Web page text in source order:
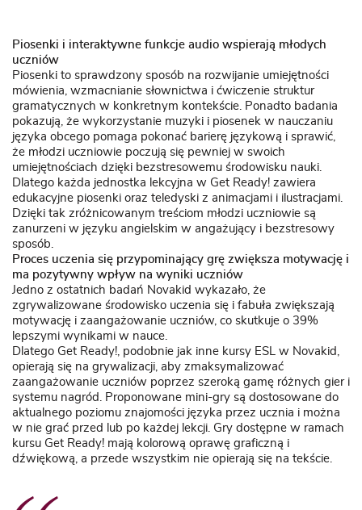
Piosenki i interaktywne funkcje audio wspierają młodych
uczniów
Piosenki to sprawdzony sposób na rozwijanie umiejętności
mówienia, wzmacnianie słownictwa i ćwiczenie struktur
gramatycznych w konkretnym kontekście. Ponadto badania
pokazują, że wykorzystanie muzyki i piosenek w nauczaniu
języka obcego pomaga pokonać barierę językową i sprawić,
że młodzi uczniowie poczują się pewniej w swoich
umiejętnościach dzięki bezstresowemu środowisku nauki.
Dlatego każda jednostka lekcyjna w Get Ready! zawiera
edukacyjne piosenki oraz teledyski z animacjami i ilustracjami.
Dzięki tak zróżnicowanym treściom młodzi uczniowie są
zanurzeni w języku angielskim w angażujący i bezstresowy
sposób.
Proces uczenia się przypominający grę zwiększa motywację i
ma pozytywny wpływ na wyniki uczniów
Jedno z ostatnich badań Novakid wykazało, że
zgrywalizowane środowisko uczenia się i fabuła zwiększają
motywację i zaangażowanie uczniów, co skutkuje o 39%
lepszymi wynikami w nauce.
Dlatego Get Ready!, podobnie jak inne kursy ESL w Novakid,
opierają się na grywalizacji, aby zmaksymalizować
zaangażowanie uczniów poprzez szeroką gamę różnych gier i
systemu nagród. Proponowane mini-gry są dostosowane do
aktualnego poziomu znajomości języka przez ucznia i można
w nie grać przed lub po każdej lekcji. Gry dostępne w ramach
kursu Get Ready! mają kolorową oprawę graficzną i
dźwiękową, a przede wszystkim nie opierają się na tekście.